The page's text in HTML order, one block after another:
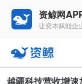
资鲸网
让资本赋能企
资讯
越疆科技营收增